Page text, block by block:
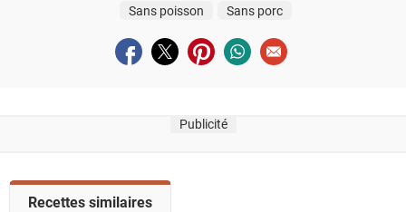
Sans poisson Sans porc
Partager sur facebook
Partager sur twitter
Partager sur pinterest
Partager sur whatsapp
Envoyer à un ami
Publicité
Recettes similaires